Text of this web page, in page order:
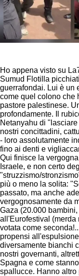
Ho appena visto su
Sumud Flotilla
guerrafondai. Lui è un
come quel colono che
pastore palestinese.
profondamente. Il
Netanyahu di
nostri concittadini,
- loro assolutamente
fino ai denti e
Qui finisce la
Israele, e non certo
"struzzismo/
più o meno la solita:
passato, ma anche
vergognosamente da
Gaza (20.000
all'Eurofestival (merda
votata come
propensi
diversamente bianchi
nostri governanti,
Spagna e come
spallucce. Hanno